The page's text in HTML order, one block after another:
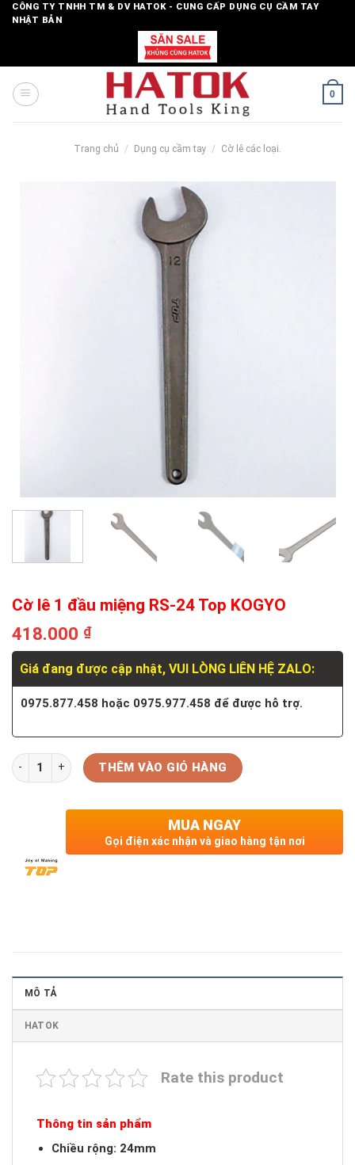
SkipCÔNG TY TNHH TM & DV HATOK - CUNG CẤP DỤNG CỤ CẦM TAY
NHẬT BẢN
0
Trang chủ / Dụng cụ cầm tay / Cờ lê các loại.
Cờ lê 1 đầu miệng RS-24 Top KOGYO
418.000 ₫
Giá đang được cập nhật, VUI LÒNG LIÊN HỆ ZALO:
0975.877.458 hoặc 0975.977.458 để được hỗ trợ.
Số lượng THÊM VÀO GIỎ HÀNG
MUA NGAY
Gọi điện xác nhận và giao hàng tận nơi
MÔ TẢ
HATOK
Rate this product
Thông tin sản phẩm
Chiều rộng: 24mm